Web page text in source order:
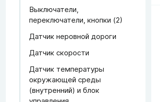
Выключатели,
переключатели, кнопки (2)
Датчик неровной дороги
Датчик скорости
Датчик температуры
окружающей среды
(внутренний) и блок